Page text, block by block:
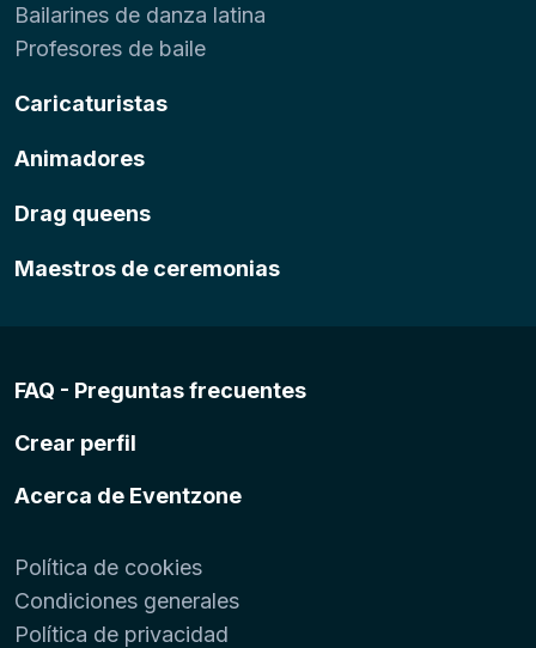
Bailarines de danza latina
Profesores de baile
Caricaturistas
Animadores
Drag queens
Maestros de ceremonias
FAQ - Preguntas frecuentes
Crear perfil
Acerca de Eventzone
Política de cookies
Condiciones generales
Política de privacidad